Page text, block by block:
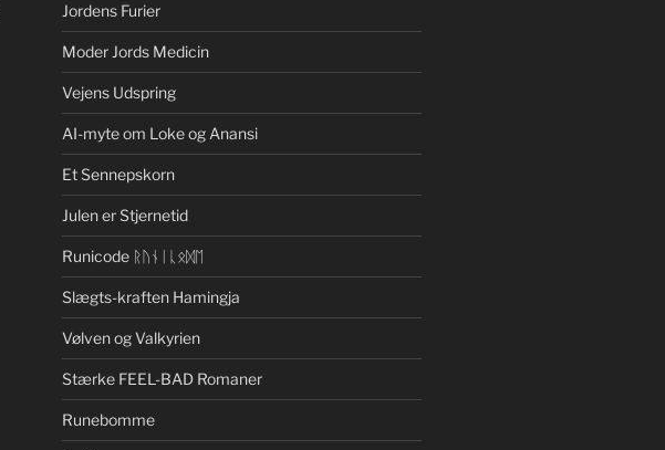
Jordens Furier
Moder Jords Medicin
Vejens Udspring
AI-myte om Loke og Anansi
Et Sennepskorn
Julen er Stjernetid
Runicode ᚱᚢᚾᛁᚳᛟᛞᛖ
Slægts-kraften Hamingja
Vølven og Valkyrien
Stærke FEEL-BAD Romaner
Runebomme